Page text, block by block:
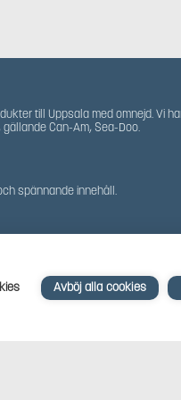
Avböj alla cookies
till Uppsala med omnejd. Vi
Can-Am, Sea-Doo.
spännande innehåll.